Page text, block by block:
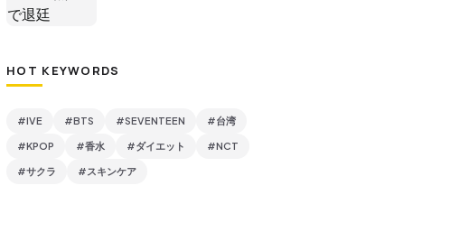
HOT KEYWORDS
#IVE #BTS #SEVENTEEN #台湾
#KPOP #香水 #ダイエット #NCT
#サクラ #スキンケア